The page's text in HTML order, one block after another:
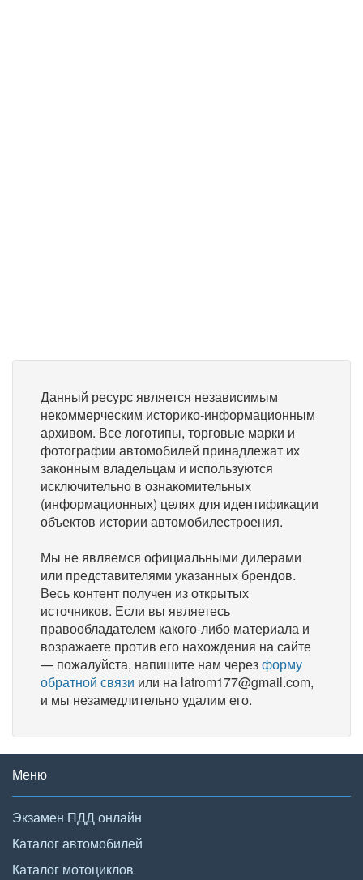
Данный ресурс является независимым
некоммерческим историко-информационным
архивом. Все логотипы, торговые марки и
фотографии автомобилей принадлежат их
законным владельцам и используются
исключительно в ознакомительных
(информационных) целях для идентификации
объектов истории автомобилестроения.
Мы не являемся официальными дилерами
или представителями указанных брендов.
Весь контент получен из открытых
источников. Если вы являетесь
правообладателем какого-либо материала и
возражаете против его нахождения на сайте
— пожалуйста, напишите нам черезформу
обратной связи или на latrom177@gmail.com,
и мы незамедлительно удалим его.
Меню
Экзамен ПДД онлайн
Каталог автомобилей
Каталог мотоциклов